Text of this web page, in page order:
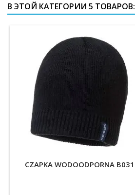
В ЭТОЙ КАТЕГОРИИ 5 ТОВАРОВ:
CZAPKA WODOODPORNA B031